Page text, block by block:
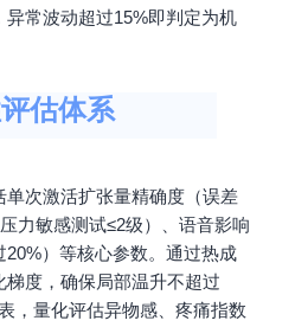
常波动超过15%即判定为机
估体系
次激活扩张量精确度（误差
力敏感测试≤2级）、语音影响
）等核心参数。通过热成
度，确保局部温升不超过
，量化评估异物感、疼痛指数